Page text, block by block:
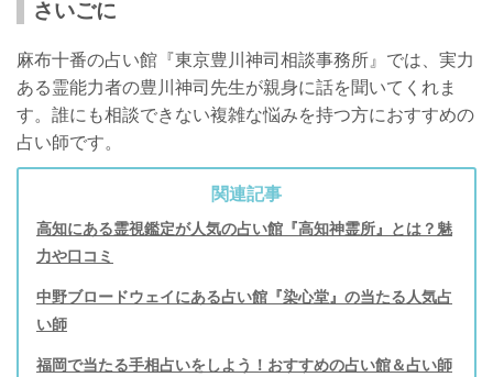
さいごに
麻布十番の占い館『東京豊川神司相談事務所』では、実力
ある霊能力者の豊川神司先生が親身に話を聞いてくれま
す。誰にも相談できない複雑な悩みを持つ方におすすめの
占い師です。
関連記事
高知にある霊視鑑定が人気の占い館『高知神霊所』とは？魅
力や口コミ
中野ブロードウェイにある占い館『染心堂』の当たる人気占
い師
福岡で当たる手相占いをしよう！おすすめの占い館＆占い師